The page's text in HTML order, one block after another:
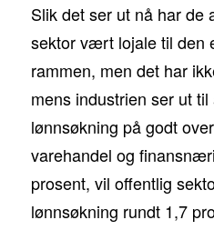
Slik det ser ut nå har de
sektor vært lojale til den
rammen, men det har
mens industrien ser ut
lønnsøkning på godt
varehandel og
prosent, vil offentlig
lønnsøkning rundt 1,7